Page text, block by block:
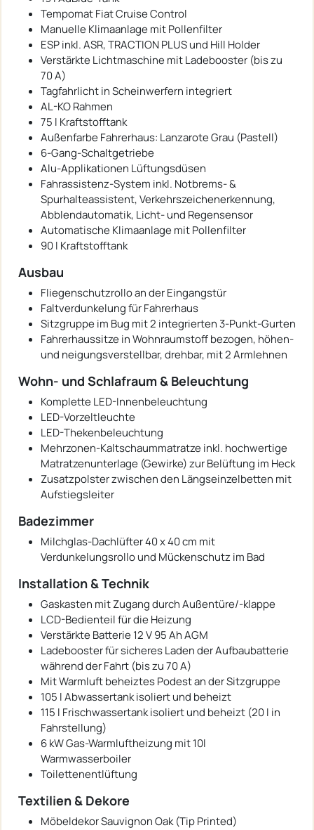
Tempomat Fiat Cruise Control
Manuelle Klimaanlage mit Pollenfilter
ESP inkl. ASR, TRACTION PLUS und Hill Holder
Verstärkte Lichtmaschine mit Ladebooster (bis zu
70 A)
Tagfahrlicht in Scheinwerfern integriert
AL-KO Rahmen
75 l Kraftstofftank
Außenfarbe Fahrerhaus: Lanzarote Grau (Pastell)
6-Gang-Schaltgetriebe
Alu-Applikationen Lüftungsdüsen
Fahrassistenz-System inkl. Notbrems- &
Spurhalteassistent, Verkehrszeichenerkennung,
Abblendautomatik, Licht- und Regensensor
Automatische Klimaanlage mit Pollenfilter
90 l Kraftstofftank
Ausbau
Fliegenschutzrollo an der Eingangstür
Faltverdunkelung für Fahrerhaus
Sitzgruppe im Bug mit 2 integrierten 3-Punkt-Gurten
Fahrerhaussitze in Wohnraumstoff bezogen, höhen-
und neigungsverstellbar, drehbar, mit 2 Armlehnen
Wohn- und Schlafraum & Beleuchtung
Komplette LED-Innenbeleuchtung
LED-Vorzeltleuchte
LED-Thekenbeleuchtung
Mehrzonen-Kaltschaummatratze inkl. hochwertige
Matratzenunterlage (Gewirke) zur Belüftung im Heck
Zusatzpolster zwischen den Längseinzelbetten mit
Aufstiegsleiter
Badezimmer
Milchglas-Dachlüfter 40 x 40 cm mit
Verdunkelungsrollo und Mückenschutz im Bad
Installation & Technik
Gaskasten mit Zugang durch Außentüre/-klappe
LCD-Bedienteil für die Heizung
Verstärkte Batterie 12 V 95 Ah AGM
Ladebooster für sicheres Laden der Aufbaubatterie
während der Fahrt (bis zu 70 A)
Mit Warmluft beheiztes Podest an der Sitzgruppe
105 l Abwassertank isoliert und beheizt
115 l Frischwassertank isoliert und beheizt (20 l in
Fahrstellung)
6 kW Gas-Warmluftheizung mit 10l
Warmwasserboiler
Toilettenentlüftung
Textilien & Dekore
Möbeldekor Sauvignon Oak (Tip Printed)